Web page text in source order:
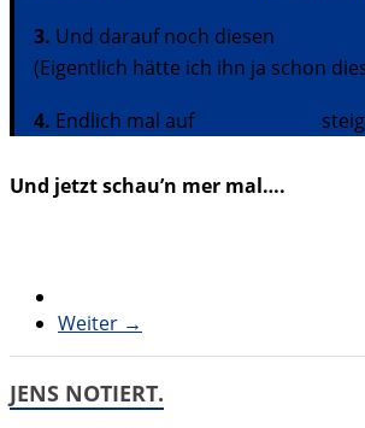
3. Und darauf noch diesen
(Eigentlich hätte ich ihn ja schon
4. Endlich mal auf
Und jetzt schau’n mer mal….
Weiter →
JENS NOTIERT.